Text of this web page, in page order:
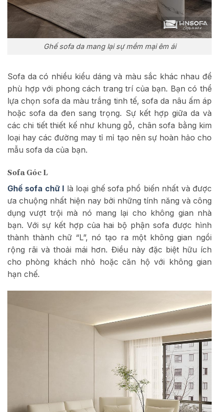
Ghế sofa da mang lại sự mềm mại êm ái
Sofa da có nhiều kiểu dáng và màu sắc khác nhau để
phù hợp với phong cách trang trí của bạn. Bạn có thể
lựa chọn sofa da màu trắng tinh tế, sofa da nâu ấm áp
hoặc sofa da đen sang trọng. Sự kết hợp giữa da và
các chi tiết thiết kế như khung gỗ, chân sofa bằng kim
loại hay các đường may tỉ mỉ tạo nên sự hoàn hảo cho
mẫu sofa da của bạn.
Sofa Góc L
Ghế sofa chữ l là loại ghế sofa phổ biến nhất và được
ưa chuộng nhất hiện nay bởi những tính năng và công
dụng vượt trội mà nó mang lại cho không gian nhà
bạn. Với sự kết hợp của hai bộ phận sofa được hình
thành thành chữ “L”, nó tạo ra một không gian ngồi
rộng rãi và thoải mái hơn. Điều này đặc biệt hữu ích
cho phòng khách nhỏ hoặc căn hộ với không gian
hạn chế.